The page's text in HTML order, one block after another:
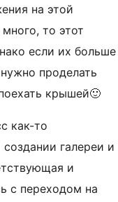
на этой
то этот
если их больше
проделать
крышей🙂
как-то
галереи и
и
с переходом на